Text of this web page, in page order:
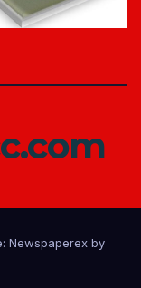
Newspaperex by